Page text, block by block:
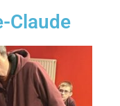
Claude